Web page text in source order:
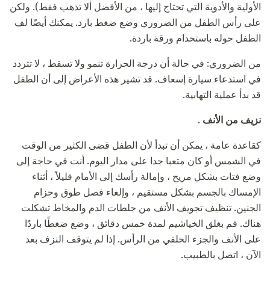
الأولية والأدوية التي تحتاج إليها ، من الأفضل ألا تذهب فقط). ولكن
على رأس الطفل من الضروري وضع ضغط بارد. يمكنك أيضًا لف
الطفل حوله باستخدام ورقة باردة.
من الضروري: في حالة أن درجة الحرارة تنمو ولا تسقط ، لا تتردد
في استدعاء سيارة إسعاف. قد تشير هذه الأعراض إلى أن الطفل
قد بدأ عملية التهابية.
نزيف من الأنف .
كقاعدة عامة ، يمكن أن تبدأ لأن الطفل قضى الكثير من الوقت
في الشمس أو كان متعبا جدا على مدار اليوم. أنت في حاجة إلى
وضع فتات بشكل مريح ، وإمالة رأسك إلى الأمام قليلاً ، أثناء
الإمساك بالجسم بشكل مستقيم ، وإلغاء فصل طوق وحزام
الجنين. تنظيف تجويف الأنف من جلطات الدم والمخاط تشكلت
هناك. قم بغلق الخياشيم لمدة خمس دقائق ، وضع ضغطًا باردًا
على الأنف والجزء الخلفي من الرأس. إذا لم يتوقف النزف بعد
الآن ، اتصل بالطبيب.